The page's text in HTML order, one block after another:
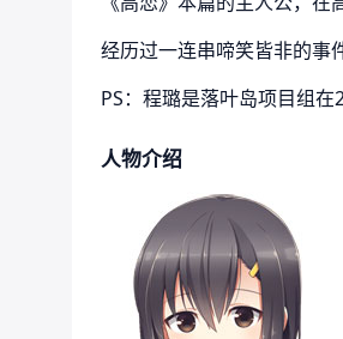
经历过一连串啼笑皆非的事
PS：程璐是落叶岛项目组
人物介绍